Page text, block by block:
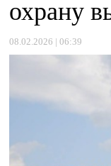
охрану
08.02.2026 | 06:39